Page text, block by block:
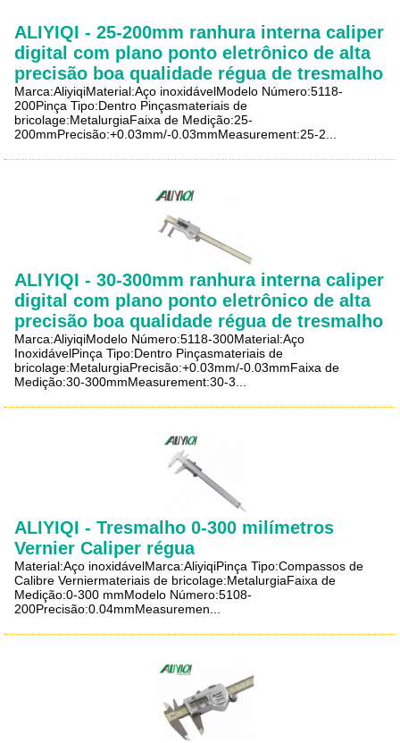
ALIYIQI - 25-200mm ranhura interna caliper
digital com plano ponto eletrônico de alta
precisão boa qualidade régua de tresmalho
Marca:AliyiqiMaterial:Aço inoxidávelModelo Número:5118-
200Pinça Tipo:Dentro Pinçasmateriais de
bricolage:MetalurgiaFaixa de Medição:25-
200mmPrecisão:+0.03mm/-0.03mmMeasurement:25-2...
ALIYIQI - 30-300mm ranhura interna caliper
digital com plano ponto eletrônico de alta
precisão boa qualidade régua de tresmalho
Marca:AliyiqiModelo Número:5118-300Material:Aço
InoxidávelPinça Tipo:Dentro Pinçasmateriais de
bricolage:MetalurgiaPrecisão:+0.03mm/-0.03mmFaixa de
Medição:30-300mmMeasurement:30-3...
ALIYIQI - Tresmalho 0-300 milímetros
Vernier Caliper régua
Material:Aço inoxidávelMarca:AliyiqiPinça Tipo:Compassos de
Calibre Verniermateriais de bricolage:MetalurgiaFaixa de
Medição:0-300 mmModelo Número:5108-
200Precisão:0.04mmMeasuremen...